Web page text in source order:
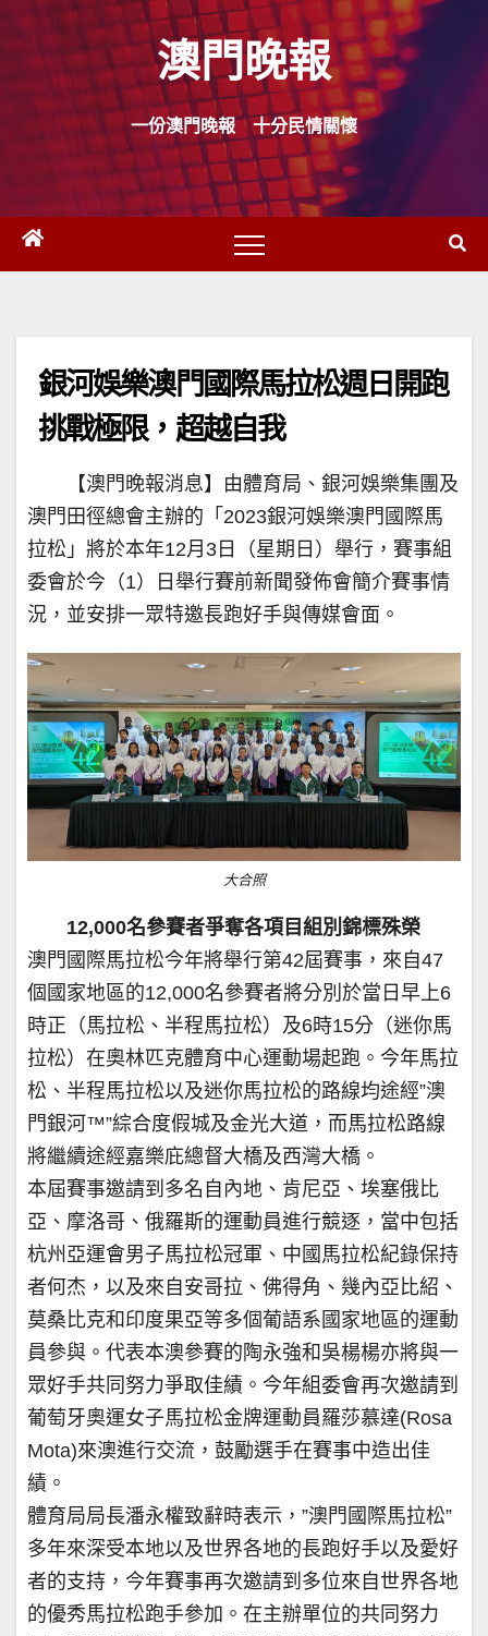
Skip
content
澳門晚報
一份澳門晚報 十分民情關懷
銀河娛樂澳門國際馬拉松週日開跑
挑戰極限，超越自我
【澳門晚報消息】由體育局、銀河娛樂集團及
澳門田徑總會主辦的「2023銀河娛樂澳門國際馬
拉松」將於本年12月3日（星期日）舉行，賽事組
委會於今（1）日舉行賽前新聞發佈會簡介賽事情
況，並安排一眾特邀長跑好手與傳媒會面。
大合照
12,000名參賽者爭奪各項目組別錦標殊榮
澳門國際馬拉松今年將舉行第42屆賽事，來自47
個國家地區的12,000名參賽者將分別於當日早上6
時正（馬拉松、半程馬拉松）及6時15分（迷你馬
拉松）在奧林匹克體育中心運動場起跑。今年馬拉
松、半程馬拉松以及迷你馬拉松的路線均途經”澳
門銀河™”綜合度假城及金光大道，而馬拉松路線
將繼續途經嘉樂庇總督大橋及西灣大橋。
本屆賽事邀請到多名自內地、肯尼亞、埃塞俄比
亞、摩洛哥、俄羅斯的運動員進行競逐，當中包括
杭州亞運會男子馬拉松冠軍、中國馬拉松紀錄保持
者何杰，以及來自安哥拉、佛得角、幾內亞比紹、
莫桑比克和印度果亞等多個葡語系國家地區的運動
員參與。代表本澳參賽的陶永強和吳楊楊亦將與一
眾好手共同努力爭取佳績。今年組委會再次邀請到
葡萄牙奧運女子馬拉松金牌運動員羅莎慕達(Rosa
Mota)來澳進行交流，鼓勵選手在賽事中造出佳
績。
體育局局長潘永權致辭時表示，”澳門國際馬拉松”
多年來深受本地以及世界各地的長跑好手以及愛好
者的支持，今年賽事再次邀請到多位來自世界各地
的優秀馬拉松跑手參加。在主辦單位的共同努力